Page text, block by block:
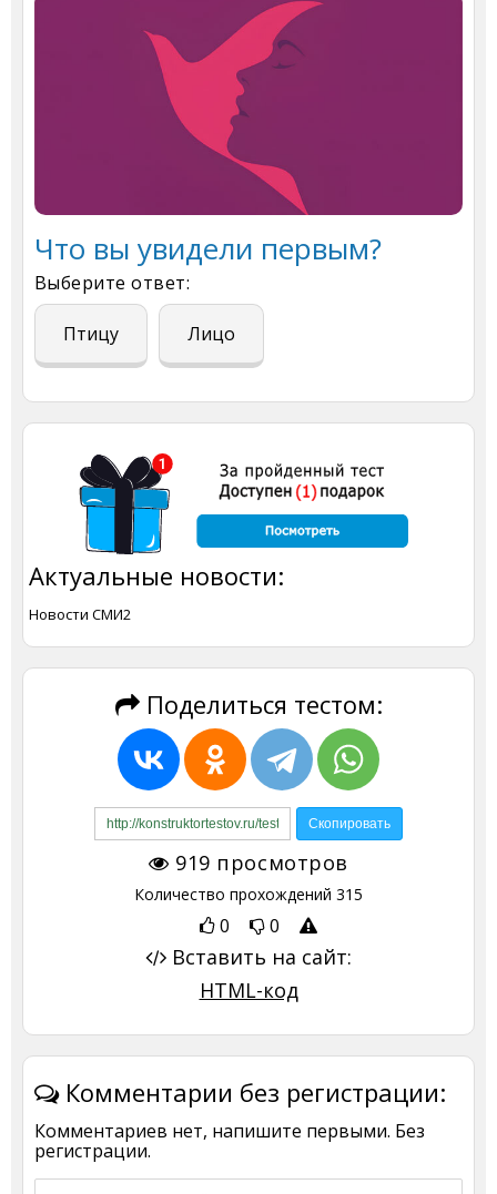
Что вы увидели первым?
Выберите ответ:
Птицу Лицо
Актуальные новости:
Новости СМИ2
Поделиться тестом:
919 просмотров
Количество прохождений 315
0 0
Вставить на сайт:
HTML-код
Комментарии без регистрации:
Комментариев нет, напишите первыми. Без
регистрации.